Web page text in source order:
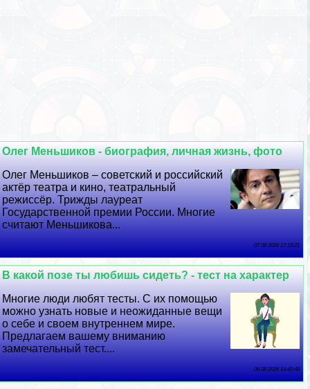
Олег Меньшиков - биография, личная жизнь, фото
Олег Меньшиков – советский и российский
актёр театра и кино, театральный
режиссёр. Трижды лауреат
Государственной премии России. Многие
считают Меньшикова...
07 08 2026 17:19:21
В какой позе ты любишь сидеть? - тест на хаpaктер
Многие люди любят тесты. С их помощью
можно узнать новые и неожиданные вещи
о себе и своем внутреннем мире.
Предлагаем вашему вниманию
замечательный тест....
06 08 2026 14:40:48